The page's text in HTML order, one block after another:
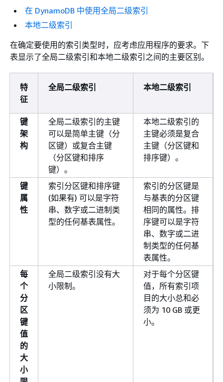
在 DynamoDB 中使用全局二级索引
本地二级索引
在确定要使用的索引类型时，应考虑应用程序的要求。下
表显示了全局二级索引和本地二级索引之间的主要区别。
特
征
全局二级索引 本地二级索引
键
架
构
全局二级索引的主键
可以是简单主键（分
区键）或复合主键
（分区键和排序
键）。
本地二级索引的
主键必须是复合
主键（分区键和
排序键）。
键
属
性
索引分区键和排序键
(如果有) 可以是字符
串、数字或二进制类
型的任何基表属性。
索引的分区键是
与基表的分区键
相同的属性。排
序键可以是字符
串、数字或二进
制类型的任何基
表属性。
每
个
分
区
键
值
的
大
小
全局二级索引没有大
小限制。
对于每个分区键
值，所有索引项
目的大小总和必
须为 10 GB 或更
小。